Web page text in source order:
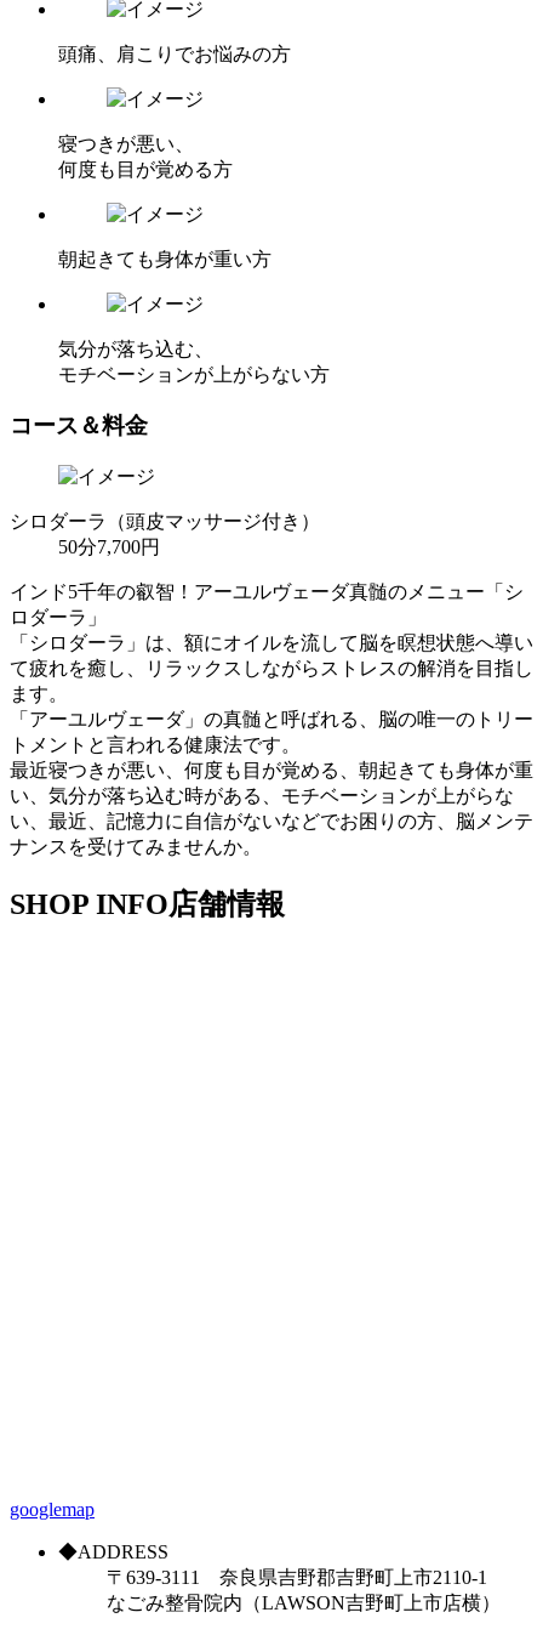
頭痛、肩こりでお悩みの方
寝つきが悪い、
何度も目が覚める方
朝起きても身体が重い方
気分が落ち込む、
モチベーションが上がらない方
コース＆料金
シロダーラ（頭皮マッサージ付き）
50分7,700円
インド5千年の叡智！アーユルヴェーダ真髄のメニュー「シ
ロダーラ」
「シロダーラ」は、額にオイルを流して脳を瞑想状態へ導い
て疲れを癒し、リラックスしながらストレスの解消を目指し
ます。
「アーユルヴェーダ」の真髄と呼ばれる、脳の唯一のトリー
トメントと言われる健康法です。
最近寝つきが悪い、何度も目が覚める、朝起きても身体が重
い、気分が落ち込む時がある、モチベーションが上がらな
い、最近、記憶力に自信がないなどでお困りの方、脳メンテ
ナンスを受けてみませんか。
SHOP INFO店舗情報
googlemap
◆ADDRESS
〒639-3111 奈良県吉野郡吉野町上市2110-1
なごみ整骨院内（LAWSON吉野町上市店横）